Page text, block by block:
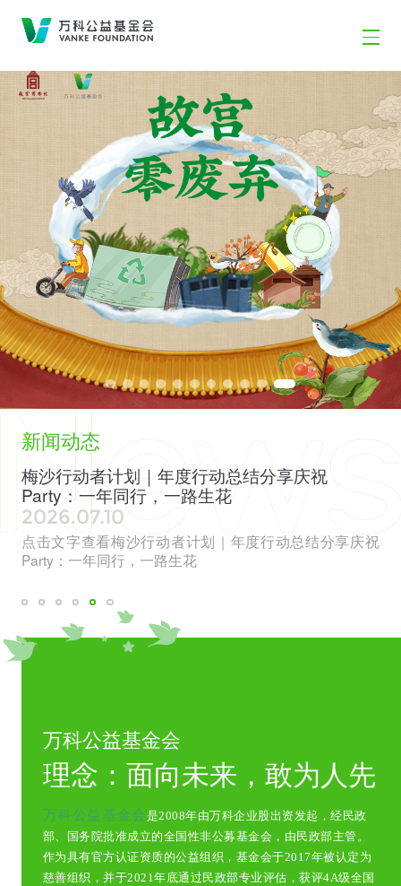
新闻动态
梅沙行动者计划｜年度行动总结分享庆祝
Party：一年同行，一路生花
2026.07.10
点击文字查看梅沙行动者计划｜年度行动总结分享庆祝
Party：一年同行，一路生花
点
万科公益基金会
理念：面向未来，敢为人先
万科公益基金会是2008年由万科企业股出资发起，经民政
部、国务院批准成立的全国性非公募基金会，由民政部主管。
作为具有官方认证资质的公益组织，基金会于2017年被认定为
慈善组织，并于2021年底通过民政部专业评估，获评4A级全国